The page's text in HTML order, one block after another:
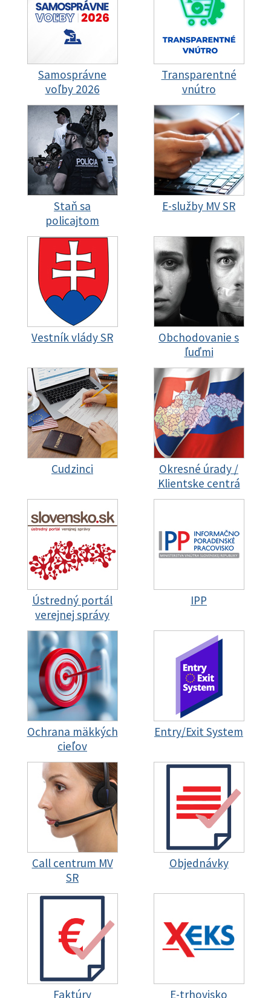
Samosprávne
voľby 2026
Transparentné
vnútro
Staň sa
policajtom
E-služby MV SR
Vestník vlády SR
Obchodovanie s
ľuďmi
Cudzinci
Okresné úrady /
Klientske centrá
Ústredný portál
verejnej správy
IPP
Ochrana mäkkých
cieľov
Entry/Exit System
Call centrum MV
SR
Objednávky
Faktúry E-trhovisko